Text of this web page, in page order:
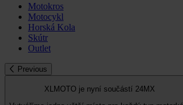
Motokros
Motocykl
Horská Kola
Skútr
Outlet
Previous
XLMOTO je nyní součástí 24MX